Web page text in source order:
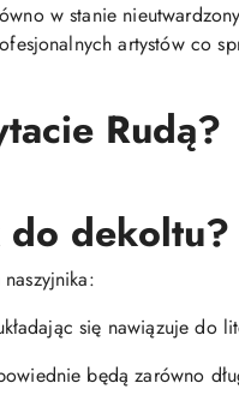
w stanie
artystów co
Rudą?
się nawiązuje do
będą zarówno